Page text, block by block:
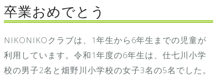
キ
プ
卒業おめでとう
NIKONIKOクラブは、1年生から6年生までの児童が
利用しています。令和1年度の6年生は、仕七川小学
校の男子2名と畑野川小学校の女子3名の5名でした。